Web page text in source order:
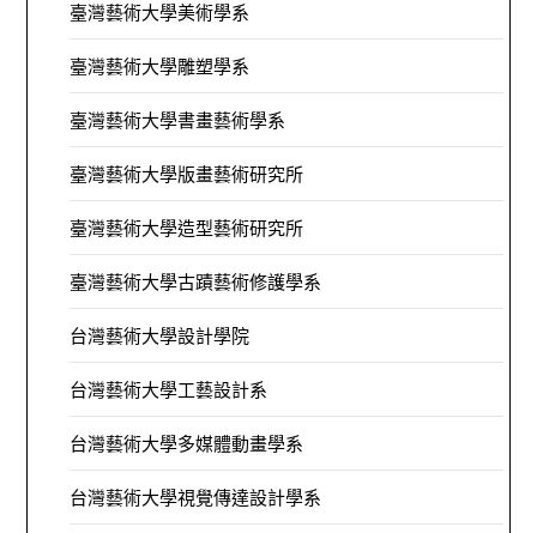
臺灣藝術大學美術學系
臺灣藝術大學雕塑學系
臺灣藝術大學書畫藝術學系
臺灣藝術大學版畫藝術研究所
臺灣藝術大學造型藝術研究所
臺灣藝術大學古蹟藝術修護學系
台灣藝術大學設計學院
台灣藝術大學工藝設計系
台灣藝術大學多媒體動畫學系
台灣藝術大學視覺傳達設計學系